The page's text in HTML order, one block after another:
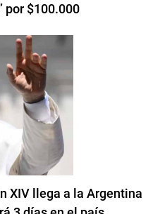
por $100.000
XIV llega a la Argentina